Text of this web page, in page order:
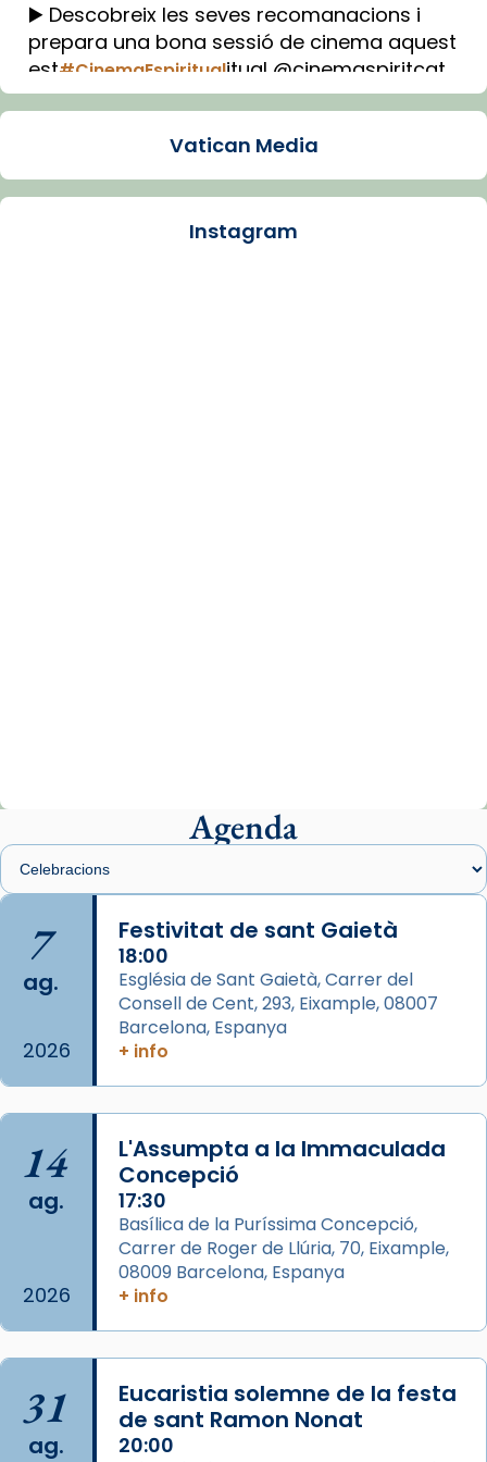
▶️ Descobreix les seves recomanacions i
prepara una bona sessió de cinema aquest
est#CinemaEspiritualitual @cinemaspiritcat
Imatge: Generada amb IA (OpenAI)
Arquebisbat de Barcelona
presidit aquest 27 de juliol la missa de Les
Santes de Mataró.
🔗
📸 J. Merino
Photo
View on Facebook · Share
Arquebisbat de Barcelona
2 weeks ago
missa d’acció de gràcies en agraïment al
comitè organitzador de la visita apostòlica
del Sant Pare Lleó XIV a Barcelona, i als
col·laboradors, a la Catedral de Barcelona.
L’arquebisbe de Barcelona, el cardenal Joan
Josep Omella, ha presidit la missa i l’ha
concelebrat el bisbe auxiliar de Barcelona,
Mons. David Abadías.
📸 Dr. G. Simón
Photo
Vatican Media
Instagram
Agenda
7
ag.
2026
Festivitat de sant Gaietà
18:00
Església de Sant Gaietà, Carrer del
Consell de Cent, 293, Eixample, 08007
Barcelona, Espanya
+ info
14
ag.
2026
L'Assumpta a la Immaculada
Concepció
17:30
Basílica de la Puríssima Concepció,
Carrer de Roger de Llúria, 70, Eixample,
08009 Barcelona, Espanya
+ info
31
ag.
Eucaristia solemne de la festa
de sant Ramon Nonat
20:00